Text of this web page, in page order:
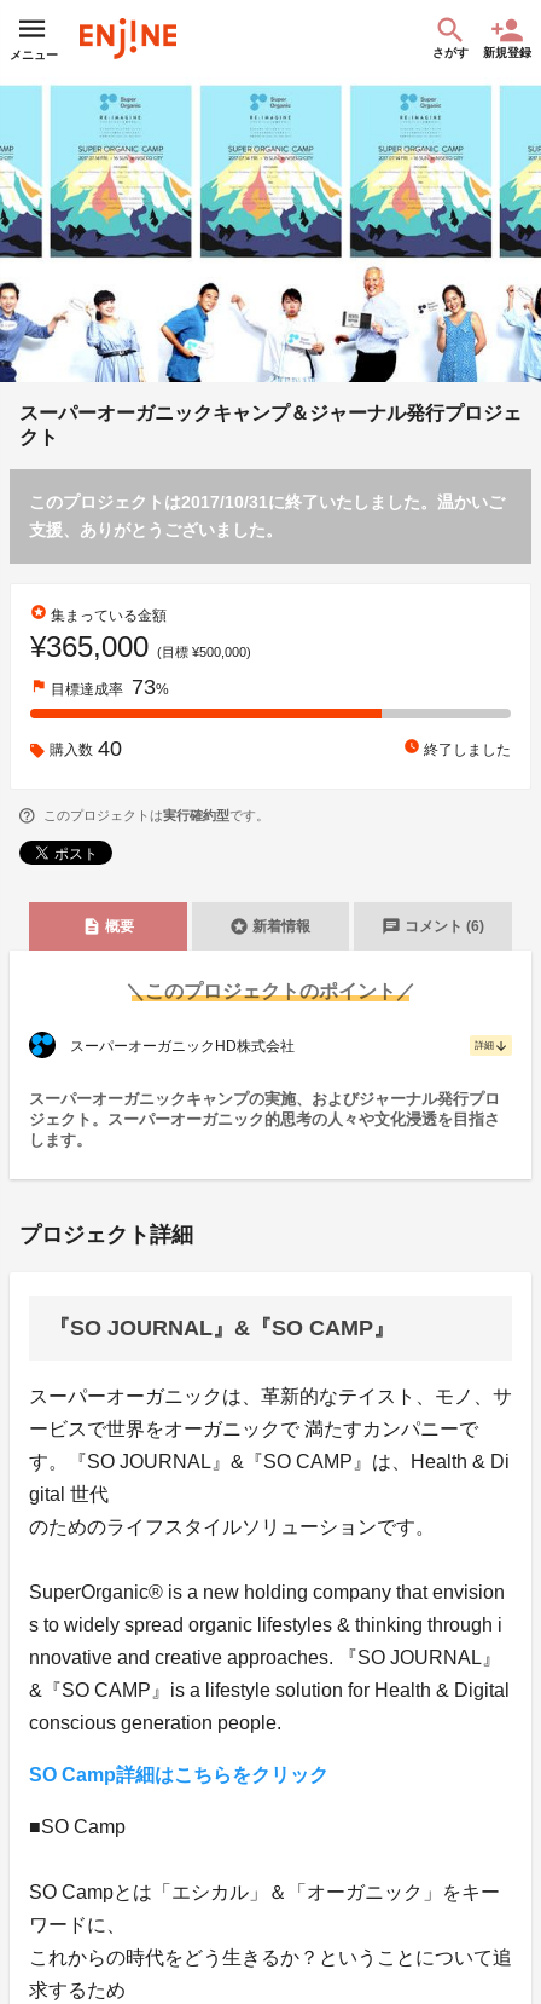
メニュー さがす 新規登録
スーパーオーガニックキャンプ＆ジャーナル発行プロジェ
クト
このプロジェクトは2017/10/31に終了いたしました。温かいご
支援、ありがとうございました。
stars 集まっている金額
¥365,000 (目標 ¥500,000)
flag 目標達成率 73%
購入数 40 watch_later 終了しました
このプロジェクトは実行確約型です。
description 概要 stars 新着情報 chat コメント (6)
＼このプロジェクトのポイント／
スーパーオーガニックHD株式会社 詳細 arrow_downward
スーパーオーガニックキャンプの実施、およびジャーナル発行プロ
ジェクト。スーパーオーガニック的思考の人々や文化浸透を目指さ
します。
プロジェクト詳細
『SO JOURNAL』&『SO CAMP』
スーパーオーガニックは、革新的なテイスト、モノ、サ
ービスで世界をオーガニックで 満たすカンパニーで
す。『SO JOURNAL』&『SO CAMP』は、Health & Di
gital 世代
のためのライフスタイルソリューションです。
SuperOrganic® is a new holding company that envision
s to widely spread organic lifestyles & thinking through i
nnovative and creative approaches. 『SO JOURNAL』
&『SO CAMP』is a lifestyle solution for Health & Digital
conscious generation people.
SO Camp詳細はこちらをクリック
■SO Camp
SO Campとは「エシカル」＆「オーガニック」をキー
ワードに、
これからの時代をどう生きるか？ということについて追
求するため